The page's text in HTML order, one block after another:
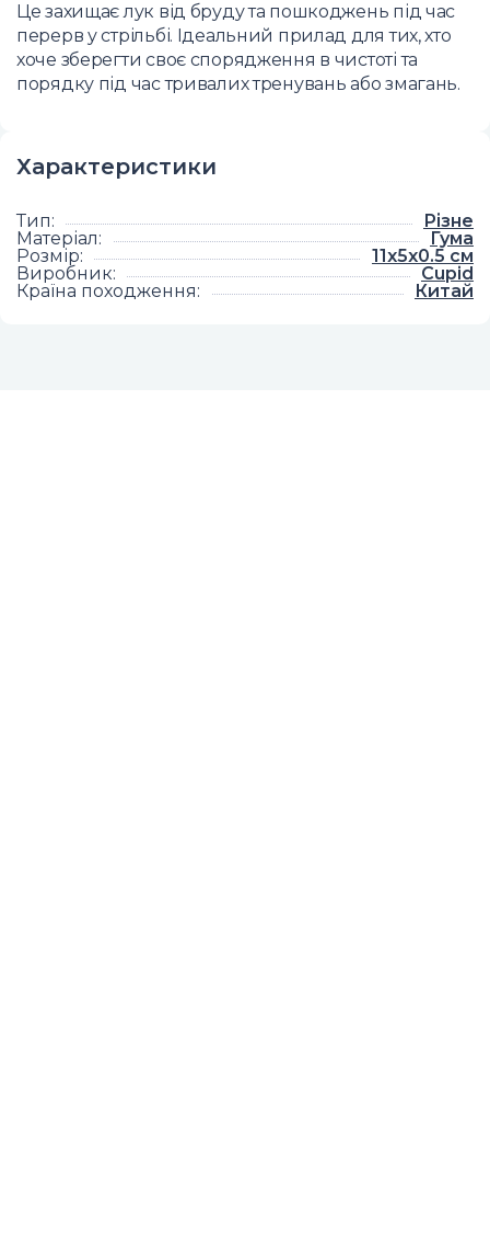
Це захищає лук від бруду та пошкоджень під час
перерв у стрільбі. Ідеальний прилад для тих, хто
хоче зберегти своє спорядження в чистоті та
порядку під час тривалих тренувань або змагань.
Характеристики
Тип:
Різне
Матеріал:
Гума
Розмір:
11х5х0.5 см
Виробник:
Cupid
Країна походження: Китай